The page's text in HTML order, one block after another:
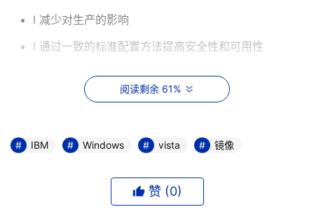
l 减少对生产的影响
l 通过一致的标准配置方法提高安全性和可用性
并不是所有的解决方案都能够带来上述好处，很多解决方案
很难解决以下问题：
人员
l 由于接口和流程复杂，需要大量的人员培训工作
l 由于需要针对不同硬件使用不同镜像，需要大量的存
阅读剩余 61%
IBM Windows vista 镜像
赞 (0)